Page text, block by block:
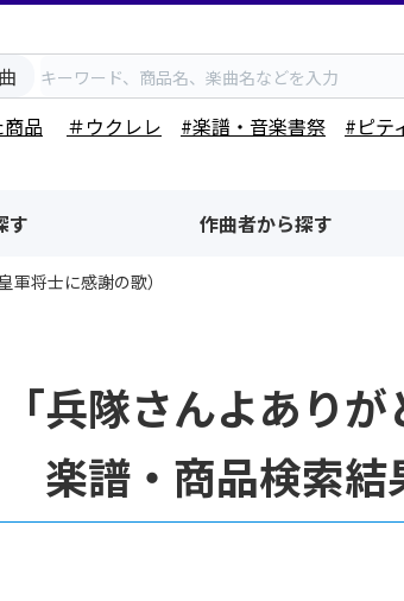
品
＃ウクレレ #楽譜・音楽書祭 #ピテ
す 作曲者から探す
軍将士に感謝の歌）
兵隊さんよあり
楽譜・商品検索結